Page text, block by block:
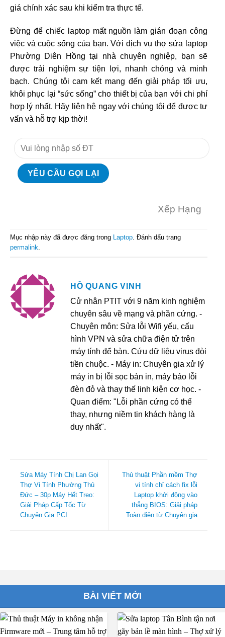
giá chính xác sau khi kiểm tra thực tế.
Đừng để chiếc laptop mất nguồn làm gián đoạn công
việc và cuộc sống của bạn. Với dịch vụ thợ sửa laptop
Phường Diên Hồng tại nhà chuyên nghiệp, bạn sẽ
được trải nghiệm sự tiện lợi, nhanh chóng và minh
bạch. Chúng tôi cam kết mang đến giải pháp tối ưu,
khôi phục lại “sức sống” cho thiết bị của bạn với chi phí
hợp lý nhất. Hãy liên hệ ngay với chúng tôi để được tư
vấn và hỗ trợ kịp thời!
Xếp Hạng
Mục nhập này đã được đăng trong Laptop . Đánh dấu trang
permalink
HỒ QUANG VINH
Cử nhân PTIT với 9 năm kinh nghiệm
chuyên sâu về mạng và phần cứng. -
Chuyên môn: Sửa lỗi Wifi yếu, cấu
hình VPN và sửa chữa điện tử trên
máy tính để bàn. Cứu dữ liệu virus đòi
tiền chuộc. - Máy in: Chuyên gia xử lý
máy in bị lỗi sọc bản in, máy báo lỗi
đèn đỏ và thay thế linh kiện cơ học. -
Quan điểm: "Lỗi phần cứng có thể
thay, nhưng niềm tin khách hàng là
duy nhất".
Sửa Máy Tính Chị Lan Gọi
Thợ Vi Tính Phường Thủ
Đức – 30p Máy Hết Treo:
Giải Pháp Cấp Tốc Từ
Chuyên Gia PCI
Thủ thuật Phần mềm Thợ
vi tính chỉ cách fix lỗi
Laptop khởi động vào
thẳng BIOS: Giải pháp
Toàn diện từ Chuyên gia
BÀI VIẾT MỚI